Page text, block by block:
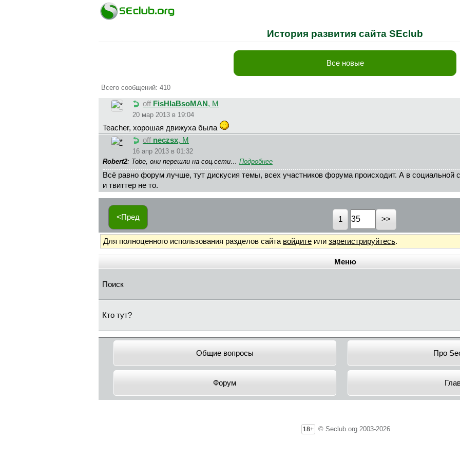
История развития сайта SEclub
Все новые
Всего сообщений: 410
off FisHlaBsoMAN , М
20 мар 2013 в 19:04
Teacher, хорошая движуха была
off neczsx, М
16 апр 2013 в 01:32
Robert2: Tobe, они перешли на соц.сети… Подробнее
Всё равно форум лучше, тут дискусия темы, всех участников форума происходит. А в социальной
и твиттер не то.
<Пред 1
Для полноценного использования разделов сайта войдите или зарегистрируйтесь.
Меню
Поиск
Кто тут?
Общие вопросы Про
Форум
18+ © Seclub.org 2003-2026